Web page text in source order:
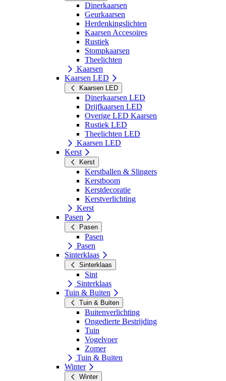
Dinerkaarsen
Geurkaarsen
Herdenkingslichten
Kaarsen Accesoires
Rustiek
Stompkaarsen
Theelichten
Kaarsen
Kaarsen LED
Kaarsen LED
Dinerkaarsen LED
Drijfkaarsen LED
Overige LED Kaarsen
Rustiek LED
Theelichten LED
Kaarsen LED
Kerst
Kerst
Kerstballen & Slingers
Kerstboom
Kerstdecoratie
Kerstverlichting
Kerst
Pasen
Pasen
Pasen
Pasen
Sinterklaas
Sinterklaas
Sint
Sinterklaas
Tuin & Buiten
Tuin & Buiten
Buitenverlichting
Ongedierte Bestrijding
Tuin
Vogelvoer
Zomer
Tuin & Buiten
Winter
Winter